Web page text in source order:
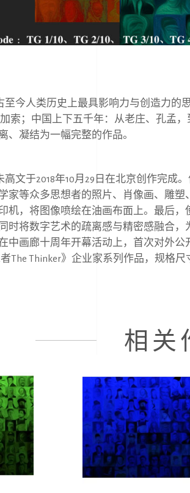
⾄今⼈类历史上最具影响⼒与创造⼒的
索；中国上下五千年：从⽼庄、孔孟
、凝结为⼀幅完整的作品。
⾼⽂于2018年10⽉ 29 ⽇在北京创作完成
家等众多思想者的照⽚、肖像画、雕塑
机，将图像喷绘在油画布⾯上。最后
时将数字艺术的疏离感与精密感融合
中画廊⼗周年开幕活动上，⾸次对外
The Thinker》企业家系列作品，规格尺
相关